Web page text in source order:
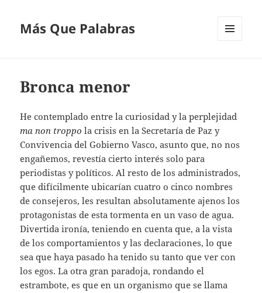
Más Que Palabras
Bronca menor
He contemplado entre la curiosidad y la perplejidad
ma non troppo la crisis en la Secretaría de Paz y
Convivencia del Gobierno Vasco, asunto que, no nos
engañemos, revestía cierto interés solo para
periodistas y políticos. Al resto de los administrados,
que difícilmente ubicarían cuatro o cinco nombres
de consejeros, les resultan absolutamente ajenos los
protagonistas de esta tormenta en un vaso de agua.
Divertida ironía, teniendo en cuenta que, a la vista
de los comportamientos y las declaraciones, lo que
sea que haya pasado ha tenido su tanto que ver con
los egos. La otra gran paradoja, rondando el
estrambote, es que en un organismo que se llama